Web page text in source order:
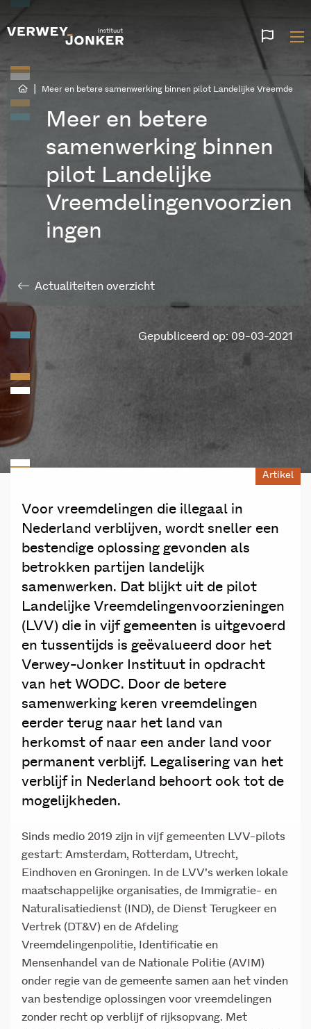
Meer en betere samenwerking binnen pilot Landelijke
Meer en betere
samenwerking binnen
pilot Landelijke
Vreemdelingenvoorzien
ingen
Actualiteiten overzicht
Gepubliceerd op: 09-03-2021
Artikel
Voor vreemdelingen die illegaal in
Nederland verblijven, wordt sneller een
bestendige oplossing gevonden als
betrokken partijen landelijk
samenwerken. Dat blijkt uit de pilot
Landelijke Vreemdelingenvoorzieningen
(LVV) die in vijf gemeenten is uitgevoerd
en tussentijds is geëvalueerd door het
Verwey-Jonker Instituut in opdracht
van het WODC. Door de betere
samenwerking keren vreemdelingen
eerder terug naar het land van
herkomst of naar een ander land voor
permanent verblijf. Legalisering van het
verblijf in Nederland behoort ook tot de
mogelijkheden.
Sinds medio 2019 zijn in vijf gemeenten LVV-pilots
gestart: Amsterdam, Rotterdam, Utrecht,
Eindhoven en Groningen. In de LVV’s werken lokale
maatschappelijke organisaties, de Immigratie- en
Naturalisatiedienst (IND), de Dienst Terugkeer en
Vertrek (DT&V) en de Afdeling
Vreemdelingenpolitie, Identificatie en
Mensenhandel van de Nationale Politie (AVIM)
onder regie van de gemeente samen aan het vinden
van bestendige oplossingen voor vreemdelingen
zonder recht op verblijf of rijksopvang. Met